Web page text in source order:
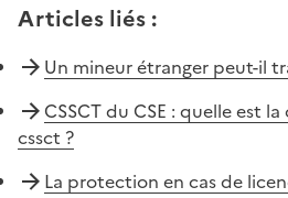
Articles liés :
Un mineur étranger peut-il
CSSCT du CSE : quelle est
cssct ?
La protection en cas de